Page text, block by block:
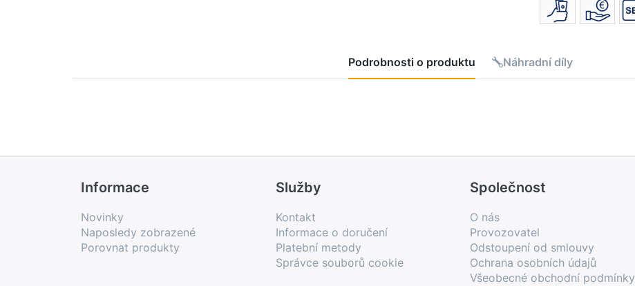
Podrobnosti o produktu Náhradní díly
Informace
Novinky
Naposledy zobrazené
Porovnat produkty
Služby
Kontakt
Informace o doručení
Platební metody
Správce souborů cookie
Společnost
O nás
Provozovatel
Odstoupení od smlouvy
Ochrana osobních údajů
Všeobecné obchodní podmínky